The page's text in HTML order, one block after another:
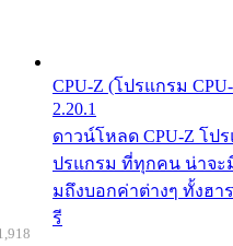
CPU-Z (โปรแกรม
2.20.1
ดาวน์โหลด CPU-Z โป
ปรแกรม ที่ทุกคน น่าจะ
มถึงบอกค่าต่างๆ ทั้งฮา
รี